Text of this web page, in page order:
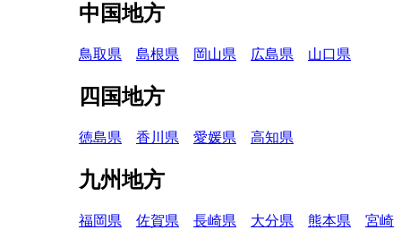
中国地方
鳥取県 島根県 岡山県 広島県 山口県
四国地方
徳島県 香川県 愛媛県 高知県
九州地方
福岡県 佐賀県 長崎県 大分県 熊本県
宮崎